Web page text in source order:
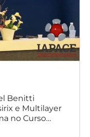
Benitti
e Multilayer
no Curso